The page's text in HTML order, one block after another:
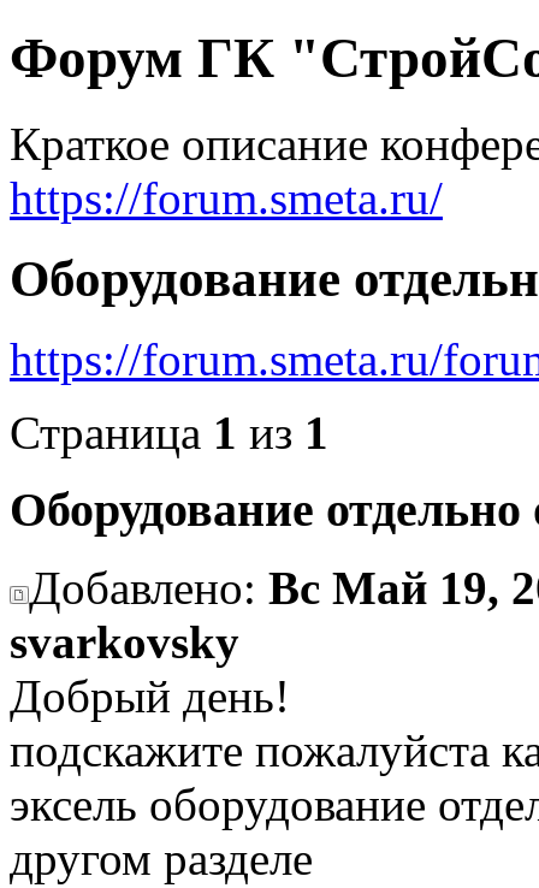
Форум ГК
Краткое описание
https://forum.smeta.ru/
Оборудование
https://forum.smeta.ru/
Страница 1 из 1
Оборудование отдельно
Добавлено: Вс Май 19,
svarkovsky
Добрый день!
подскажите пожалуйста
эксель оборудование
другом разделе